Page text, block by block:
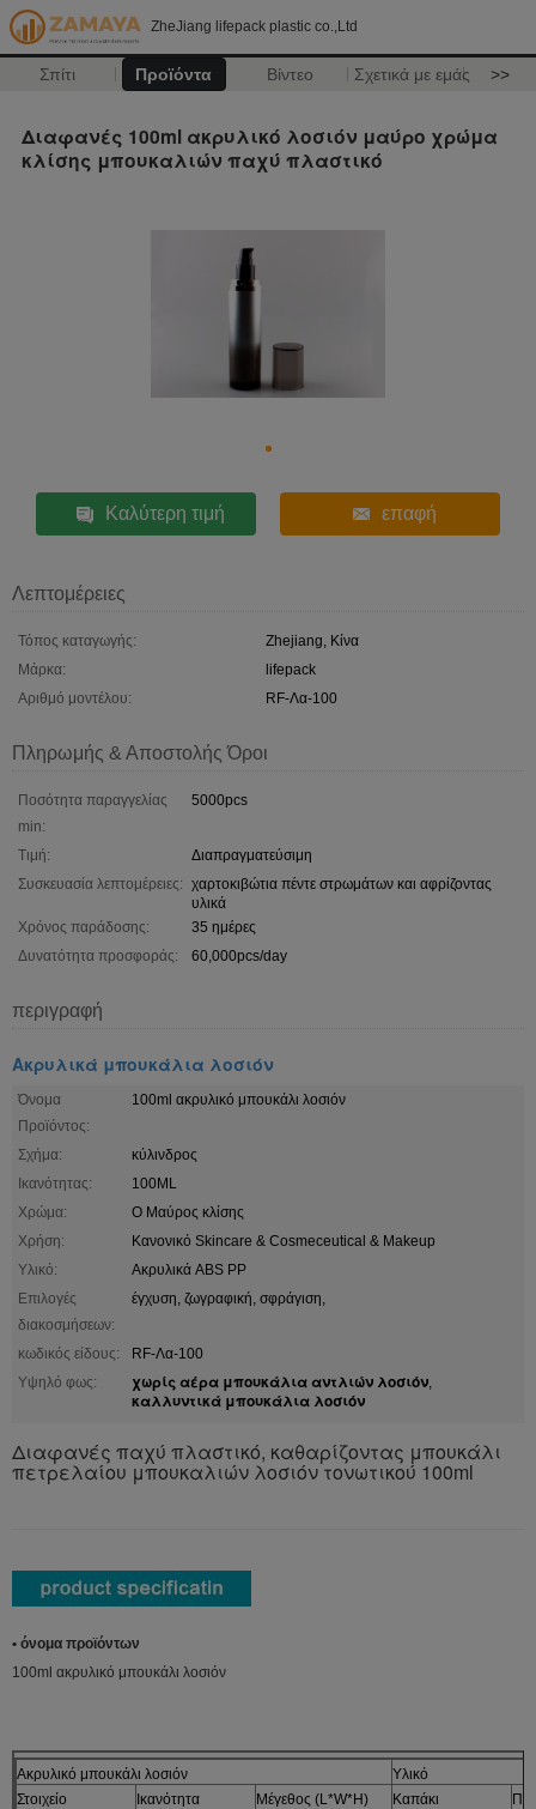
ZheJiang lifepack plastic co.,Ltd
Σπίτι Προϊόντα Βίντεο Σχετικά με εμάς >>
Διαφανές 100ml ακρυλικό λοσιόν μαύρο χρώμα
κλίσης μπουκαλιών παχύ πλαστικό
Καλύτερη τιμή επαφή
Λεπτομέρειες
Τόπος καταγωγής:
Zhejiang, Κίνα
Μάρκα:
lifepack
Αριθμό μοντέλου:
RF-Λα-100
Πληρωμής & Αποστολής Όροι
Ποσότητα παραγγελίας
min:
5000pcs
Τιμή:
Διαπραγματεύσιμη
Συσκευασία λεπτομέρειες: χαρτοκιβώτια πέντε στρωμάτων και αφρίζοντας
υλικά
Χρόνος παράδοσης:
35 ημέρες
Δυνατότητα προσφοράς:
60,000pcs/day
περιγραφή
Ακρυλικά μπουκάλια λοσιόν
Όνομα
Προϊόντος:
100ml ακρυλικό μπουκάλι λοσιόν
Σχήμα:
κύλινδρος
Ικανότητας:
100ML
Χρώμα:
Ο Μαύρος κλίσης
Χρήση:
Κανονικό Skincare & Cosmeceutical & Makeup
Υλικό:
Ακρυλικά ABS PP
Επιλογές
διακοσμήσεων:
έγχυση, ζωγραφική, σφράγιση,
κωδικός είδους:
RF-Λα-100
Υψηλό φως:
χωρίς αέρα μπουκάλια αντλιών λοσιόν,
καλλυντικά μπουκάλια λοσιόν
Διαφανές παχύ πλαστικό, καθαρίζοντας μπουκάλι
πετρελαίου μπουκαλιών λοσιόν τονωτικού 100ml
• όνομα προϊόντων
100ml ακρυλικό μπουκάλι λοσιόν
Ακρυλικό μπουκάλι λοσιόν
Υλικό
Στοιχείο
Ικανότητα Μέγεθος (L*W*H) Καπάκι